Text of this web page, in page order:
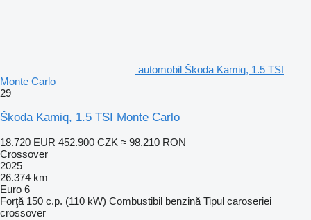
automobil Škoda Kamiq, 1.5 TSI
Monte Carlo
29
Škoda Kamiq, 1.5 TSI Monte Carlo
18.720 EUR 452.900 CZK ≈ 98.210 RON
Crossover
2025
26.374 km
Euro 6
Forţă 150 c.p. (110 kW) Combustibil benzină Tipul caroseriei
crossover